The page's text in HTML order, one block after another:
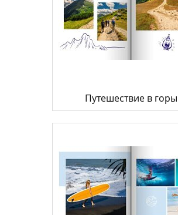
Путешествие в горы